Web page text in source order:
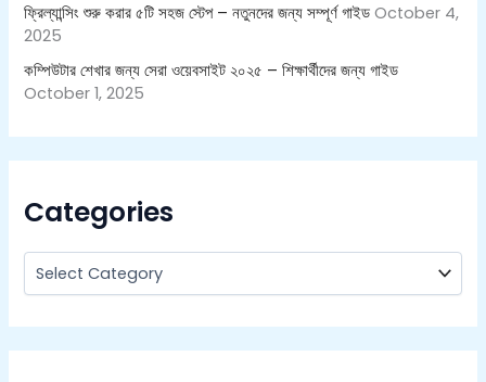
ফ্রিল্যান্সিং শুরু করার ৫টি সহজ স্টেপ – নতুনদের জন্য সম্পূর্ণ গাইড October 4,
2025
কম্পিউটার শেখার জন্য সেরা ওয়েবসাইট ২০২৫ – শিক্ষার্থীদের জন্য গাইড
October 1, 2025
Categories